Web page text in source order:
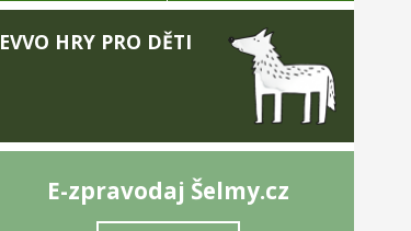
EVVO HRY PRO DĚTI
E-zpravodaj Šelmy.cz